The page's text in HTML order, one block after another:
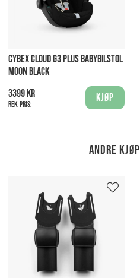
CYBEX CLOUD G3 PLUS BABYBILSTOL
MOON BLACK
3399 kr
Rek. pris:
Kjøp
Andre